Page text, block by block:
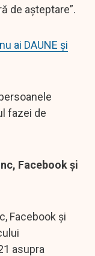
de așteptare”.
ai DAUNE și
fazei de
Facebook și
Facebook și
asupra